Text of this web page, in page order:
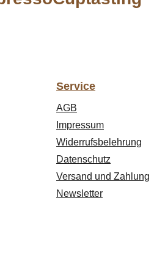
Service
AGB
Impressum
Widerrufsbelehrung
Datenschutz
Versand und Zahlung
Newsletter